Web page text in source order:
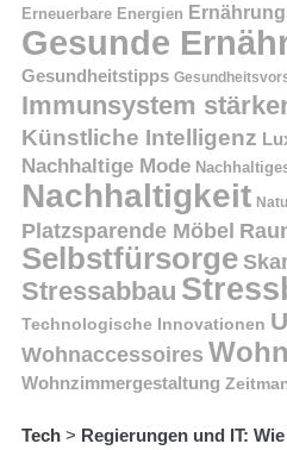
Erneuerbare Energien
Gesunde
Gesundheitstipps
Immunsystem
Künstliche Intelligenz
Nachhaltige Mode
Nachhaltigkeit
Platzsparende Möbel
Selbstfürsorge
Stressabbau
Technologische Innovationen
Wohnaccessoires
Wohnzimmergestaltung
Tech > Regierungen und IT: